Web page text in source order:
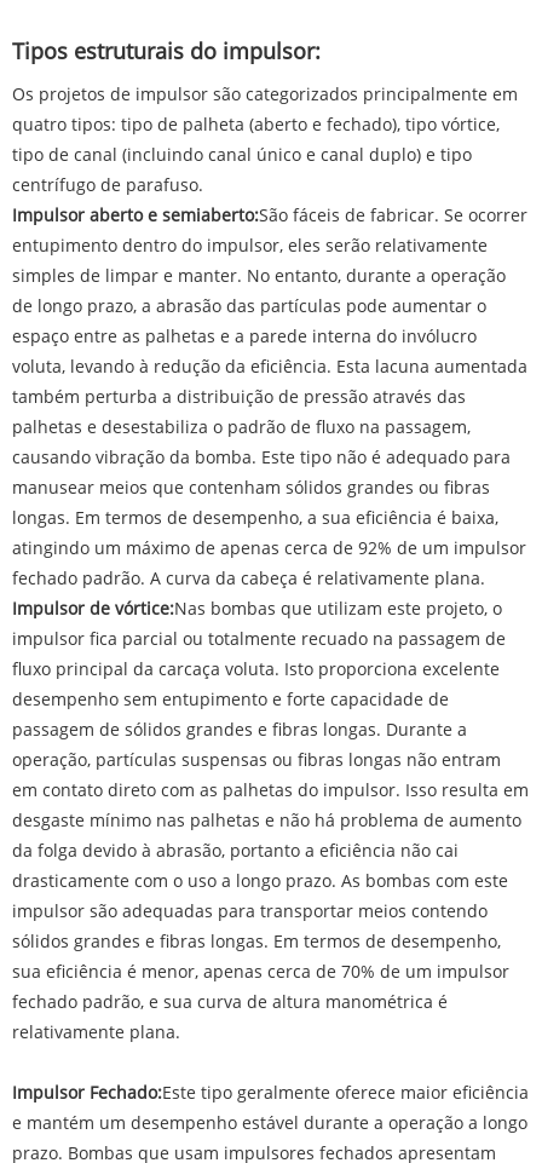
Tipos estruturais do impulsor:
Os projetos de impulsor são categorizados principalmente em
quatro tipos: tipo de palheta (aberto e fechado), tipo vórtice,
tipo de canal (incluindo canal único e canal duplo) e tipo
centrífugo de parafuso.
Impulsor aberto e semiaberto:São fáceis de fabricar. Se ocorrer
entupimento dentro do impulsor, eles serão relativamente
simples de limpar e manter. No entanto, durante a operação
de longo prazo, a abrasão das partículas pode aumentar o
espaço entre as palhetas e a parede interna do invólucro
voluta, levando à redução da eficiência. Esta lacuna aumentada
também perturba a distribuição de pressão através das
palhetas e desestabiliza o padrão de fluxo na passagem,
causando vibração da bomba. Este tipo não é adequado para
manusear meios que contenham sólidos grandes ou fibras
longas. Em termos de desempenho, a sua eficiência é baixa,
atingindo um máximo de apenas cerca de 92% de um impulsor
fechado padrão. A curva da cabeça é relativamente plana.
Impulsor de vórtice:Nas bombas que utilizam este projeto, o
impulsor fica parcial ou totalmente recuado na passagem de
fluxo principal da carcaça voluta. Isto proporciona excelente
desempenho sem entupimento e forte capacidade de
passagem de sólidos grandes e fibras longas. Durante a
operação, partículas suspensas ou fibras longas não entram
em contato direto com as palhetas do impulsor. Isso resulta em
desgaste mínimo nas palhetas e não há problema de aumento
da folga devido à abrasão, portanto a eficiência não cai
drasticamente com o uso a longo prazo. As bombas com este
impulsor são adequadas para transportar meios contendo
sólidos grandes e fibras longas. Em termos de desempenho,
sua eficiência é menor, apenas cerca de 70% de um impulsor
fechado padrão, e sua curva de altura manométrica é
relativamente plana.
Impulsor Fechado:Este tipo geralmente oferece maior eficiência
e mantém um desempenho estável durante a operação a longo
prazo. Bombas que usam impulsores fechados apresentam